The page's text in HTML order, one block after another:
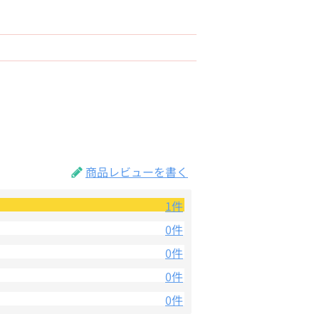
商品レビューを書く
1件
0件
0件
0件
0件